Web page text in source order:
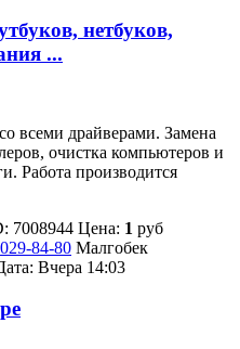
нетбуков,
...
всеми драйверами. Замена
очистка компьютеров и
Работа производится
7008944 Цена: 1 руб
84-80 Малгобек
Вчера 14:03